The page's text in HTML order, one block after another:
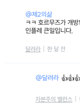
@제2의삶
ㅋㅋ 호르무즈가 개
인플레 큰일입니다,
달려라 한 달 전
@달려라
자본주의 밸런스